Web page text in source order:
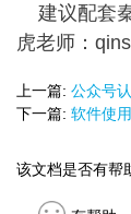
建议配套
虎老师：
上一篇: 公众号
下一篇: 软件使
该文档是否有帮